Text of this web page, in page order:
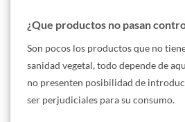
¿Que productos no pasan
Son pocos los productos que no
sanidad vegetal, todo depende de
no presenten posibilidad de
ser perjudiciales para su consumo.